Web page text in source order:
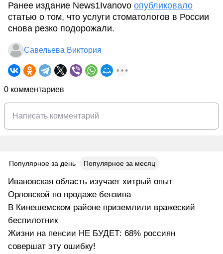
Ранее издание News1Ivanovo опубликовало
статью о том, что услуги стоматологов в России
снова резко подорожали.
Савельева Виктория
0 комментариев
Популярное за день Популярное за месяц
Ивановская область изучает хитрый опыт
Орловской по продаже бензина
В Кинешемском районе приземлили вражеский
беспилотник
Жизни на пенсии НЕ БУДЕТ: 68% россиян
совершат эту ошибку!